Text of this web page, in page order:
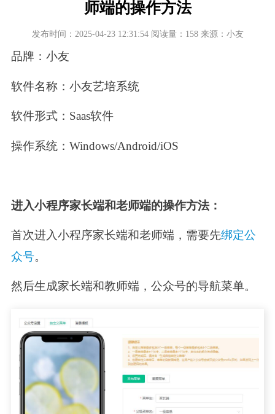
师端的操作方法
发布时间：2025-04-23 12:31:54 阅读量：158 来源：小友
品牌：小友
软件名称：小友艺培系统
软件形式：Saas软件
操作系统：Windows/Android/iOS
进入小程序家长端和老师端的操作方法：
首次进入小程序家长端和老师端，需要先绑定公
众号。
然后生成家长端和教师端，公众号的导航菜单。